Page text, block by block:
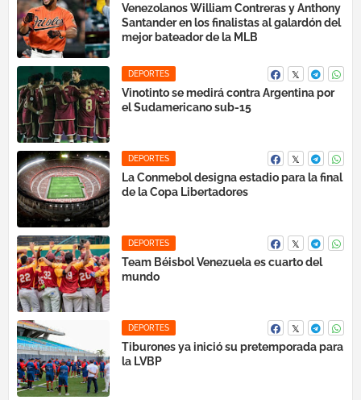
Venezolanos William Contreras y Anthony
Santander en los finalistas al galardón del
mejor bateador de la MLB
DEPORTES
Vinotinto se medirá contra Argentina por
el Sudamericano sub-15
DEPORTES
La Conmebol designa estadio para la final
de la Copa Libertadores
DEPORTES
Team Béisbol Venezuela es cuarto del
mundo
DEPORTES
Tiburones ya inició su pretemporada para
la LVBP